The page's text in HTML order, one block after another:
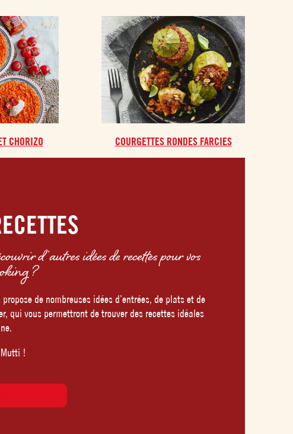
CHORIZO COURGETTES RONDES FARCIES
d’autres idées de recettes pour vos
?
de nombreuses idées d’entrées, de plats et de
qui vous permettront de trouver des recettes idéales
!